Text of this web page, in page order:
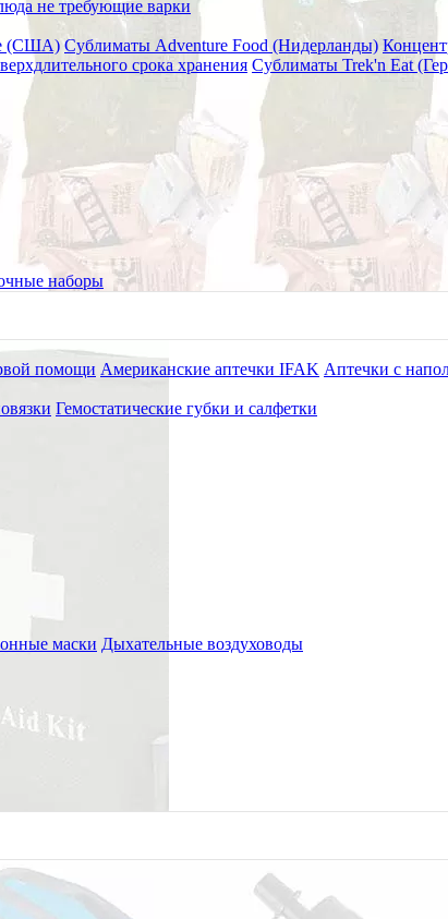
не требующие варки
(США) Сублиматы Adventure Food (Нидерланды)
срока хранения Сублиматы Trek'n Eat
наборы
помощи Американские аптечки IFAK Аптечки с
Гемостатические губки и салфетки
маски Дыхательные воздуховоды